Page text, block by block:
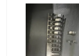
VR Show